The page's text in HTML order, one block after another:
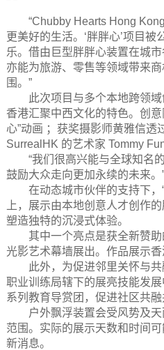
“Chubby Hearts Hong
更美好的生活。‘胖胖心’项目
乐。借由巨型胖胖心装置在城
亦能为旅游、零售等领域带来
围。”
此次项目与多个本地跨领
香港汇聚中西文化的特色。创
心”动画 ；获奖摄影师黄雅信透
SurrealHK 的艺术家 Tommy
“我们很高兴能与全球知名
鼓励大众走向更加永续的未来。
在动态城市伙伴的支持下
上，展示由本地创意人才创作
塑造独特的沉浸式体验。
其中一个亮点是获全新赞
光影艺术幕墙展出。作品展示
此外，为促进邻里关怀与
职业训练局辖下的展亮技能发
系列教育导赏团，促进社区共
户外飘浮装置会受风势及
范围。实际的展示天数和时间
新消息。